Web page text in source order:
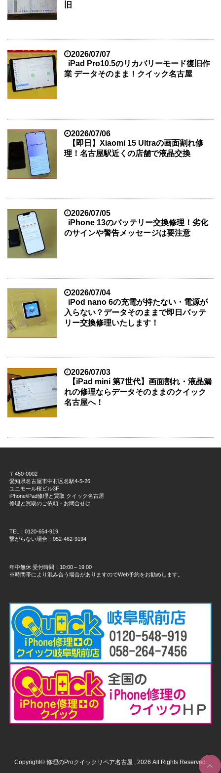
旧
2026/07/07
iPad Pro10.5のリカバリーモード復旧作
業 データそのまま！クイック名古屋
2026/07/06
【即日】Xiaomi 15 Ultraの画面割れ修
理！名古屋駅近くの店舗で液晶交換
2026/07/05
iPhone 13のバッテリー交換修理！劣化
のサインや警告メッセージは要注意
2026/07/04
iPod nano 6の充電が持たない・電源が
入らない？データそのままで即日バッテ
リー交換修理いたします！
2026/07/03
【iPad mini 第7世代】画面割れ・液晶漏
れの修理ならデータそのままのクイック
名古屋へ！
〒450-0002
愛知県名古屋市中村区名駅4-5-26
ユニモール桜ビル3F
iPhone/iPad修理と買取 クイック名古屋
修理と買取のご依頼・お問合せは
TEL：0120-654-919
繋がらない場合：052-462-9194
年中無休 受付時間：10:00～19:00
※時間帯により混み合う場合がありますのでWeb予約をお勧めします。
Copyright© 修理のProクイックリペア名古屋 , 2026 All Rights Reserved.